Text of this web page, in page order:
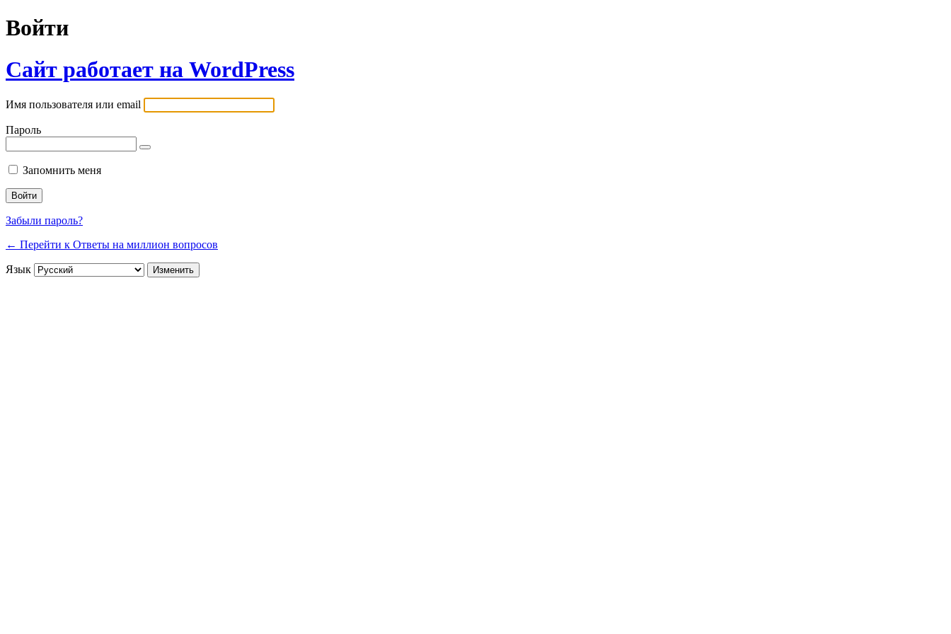
Войти
Сайт работает на WordPress
Имя пользователя или email
Пароль
Запомнить меня
Забыли пароль?
← Перейти к Ответы на миллион вопросов
Язык